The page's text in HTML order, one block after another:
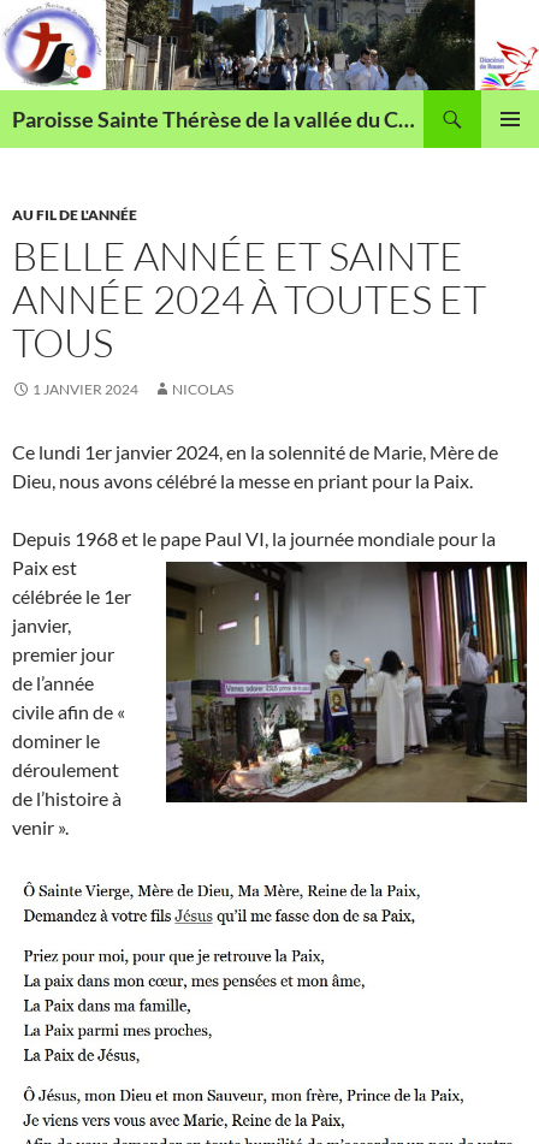
Aller
au
contenu
Paroisse Sainte Thérèse de la vallée du Cailly
AU FIL DE L'ANNÉE
BELLE ANNÉE ET SAINTE
ANNÉE 2024 À TOUTES ET
TOUS
1 JANVIER 2024 NICOLAS
Ce lundi 1er janvier 2024, en la solennité de Marie, Mère de
Dieu, nous avons célébré la messe en priant pour la Paix.
Depuis 1968 et le pape Paul VI, la journée mondiale pour la
Paix est
célébrée le 1er
janvier,
premier jour
de l’année
civile afin de «
dominer le
déroulement
de l’histoire à
venir ».